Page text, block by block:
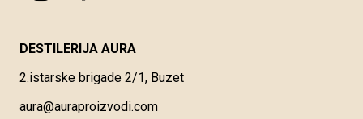
DESTILERIJA AURA
2.istarske brigade 2/1, Buzet
aura@auraproizvodi.com